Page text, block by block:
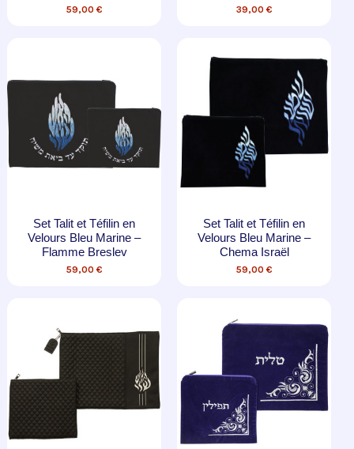
59,00 € 39,00 €
Set Talit et Téfilin en
Velours Bleu Marine –
Flamme Breslev
59,00 €
Set Talit et Téfilin en
Velours Bleu Marine –
Chema Israël
59,00 €